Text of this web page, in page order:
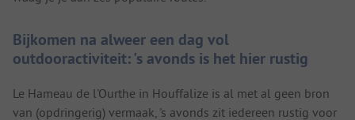
Bijkomen na alweer een dag vol
outdooractiviteit: 's avonds is het hier rustig
Le Hameau de l'Ourthe in Houffalize is al met al geen bron
van (opdringerig) vermaak, 's avonds zit iedereen rustig voor